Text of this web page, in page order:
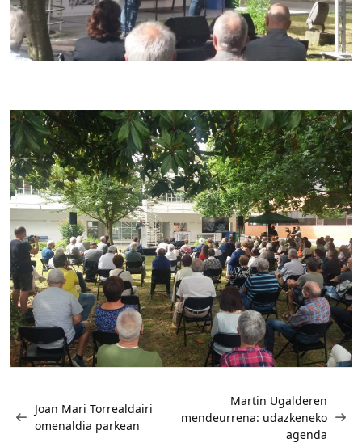
zehar
nabigatu
Joan Mari Torrealdairi
omenaldia parkean
Martin Ugalderen
mendeurrena: udazkeneko
agenda